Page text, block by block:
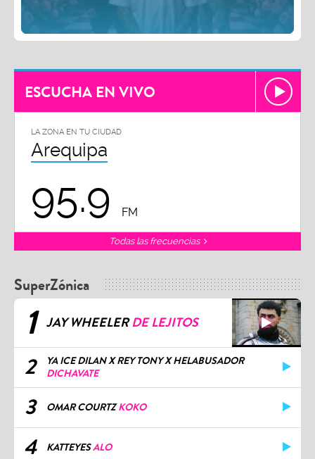
ESCUCHA EN VIVO
LA ZONA EN TU CIUDAD
Arequipa
95.9 FM
Todas las frecuencias
SuperZónica
1 JAY WHEELERDE LEJITOS
2
YA ICE DILAN X REY TONY X HELABUSADOR
DICHAVATE
3 OMAR COURTZKOKO
4 KATTEYESALO